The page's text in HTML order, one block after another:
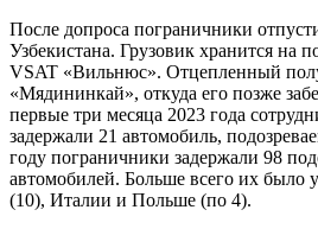
После допроса пограничники
Узбекистана. Грузовик хранится на
VSAT «Вильнюс». Отцепленный
«Мядининкай», откуда его позже
первые три месяца 2023 года
задержали 21 автомобиль,
году пограничники задержали 98
автомобилей. Больше всего их было
(10), Италии и Польше (по 4).